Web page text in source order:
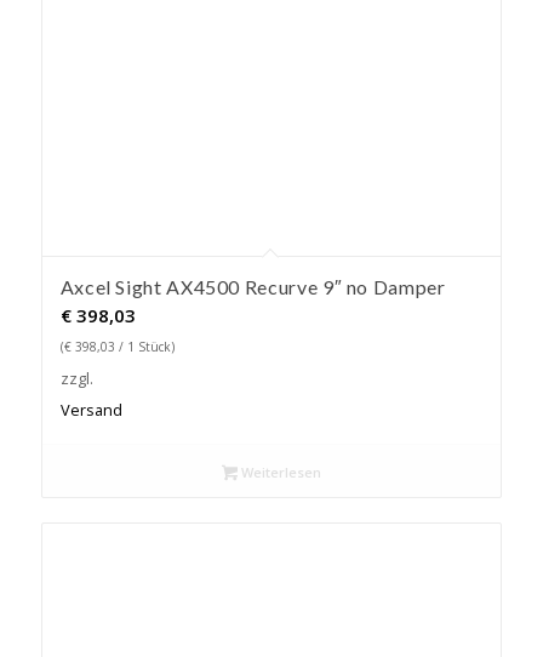
Axcel Sight AX4500 Recurve 9″ no Damper
€398,03
(€398,03 / 1 Stück)
zzgl.
Versand
Weiterlesen